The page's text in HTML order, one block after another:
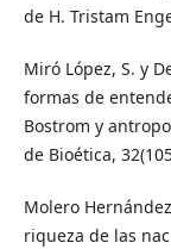
de H. Tristam
Miró López, S. y
formas de
Bostrom y
de Bioética,
Molero
riqueza de las